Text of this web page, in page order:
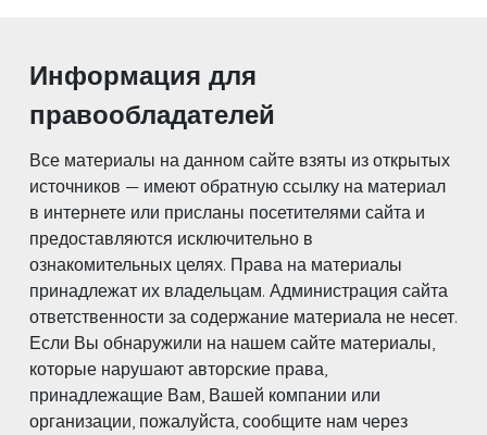
Информация для
правообладателей
Все материалы на данном сайте взяты из открытых
источников — имеют обратную ссылку на материал
в интернете или присланы посетителями сайта и
предоставляются исключительно в
ознакомительных целях. Права на материалы
принадлежат их владельцам. Администрация сайта
ответственности за содержание материала не несет.
Если Вы обнаружили на нашем сайте материалы,
которые нарушают авторские права,
принадлежащие Вам, Вашей компании или
организации, пожалуйста, сообщите нам через